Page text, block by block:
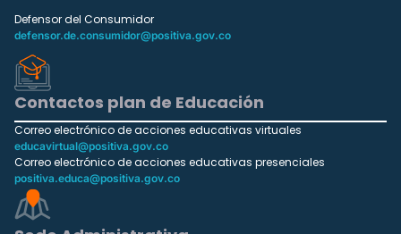
Defensor del Consumidor
defensor.de.consumidor@positiva.gov.co
Contactos plan de Educación
Correo electrónico de acciones educativas virtuales
educavirtual@positiva.gov.co
Correo electrónico de acciones educativas presenciales
positiva.educa@positiva.gov.co